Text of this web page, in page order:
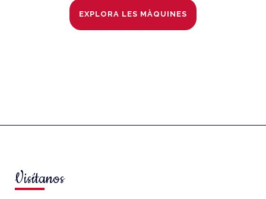
EXPLORA LES MÀQUINES
Visítanos